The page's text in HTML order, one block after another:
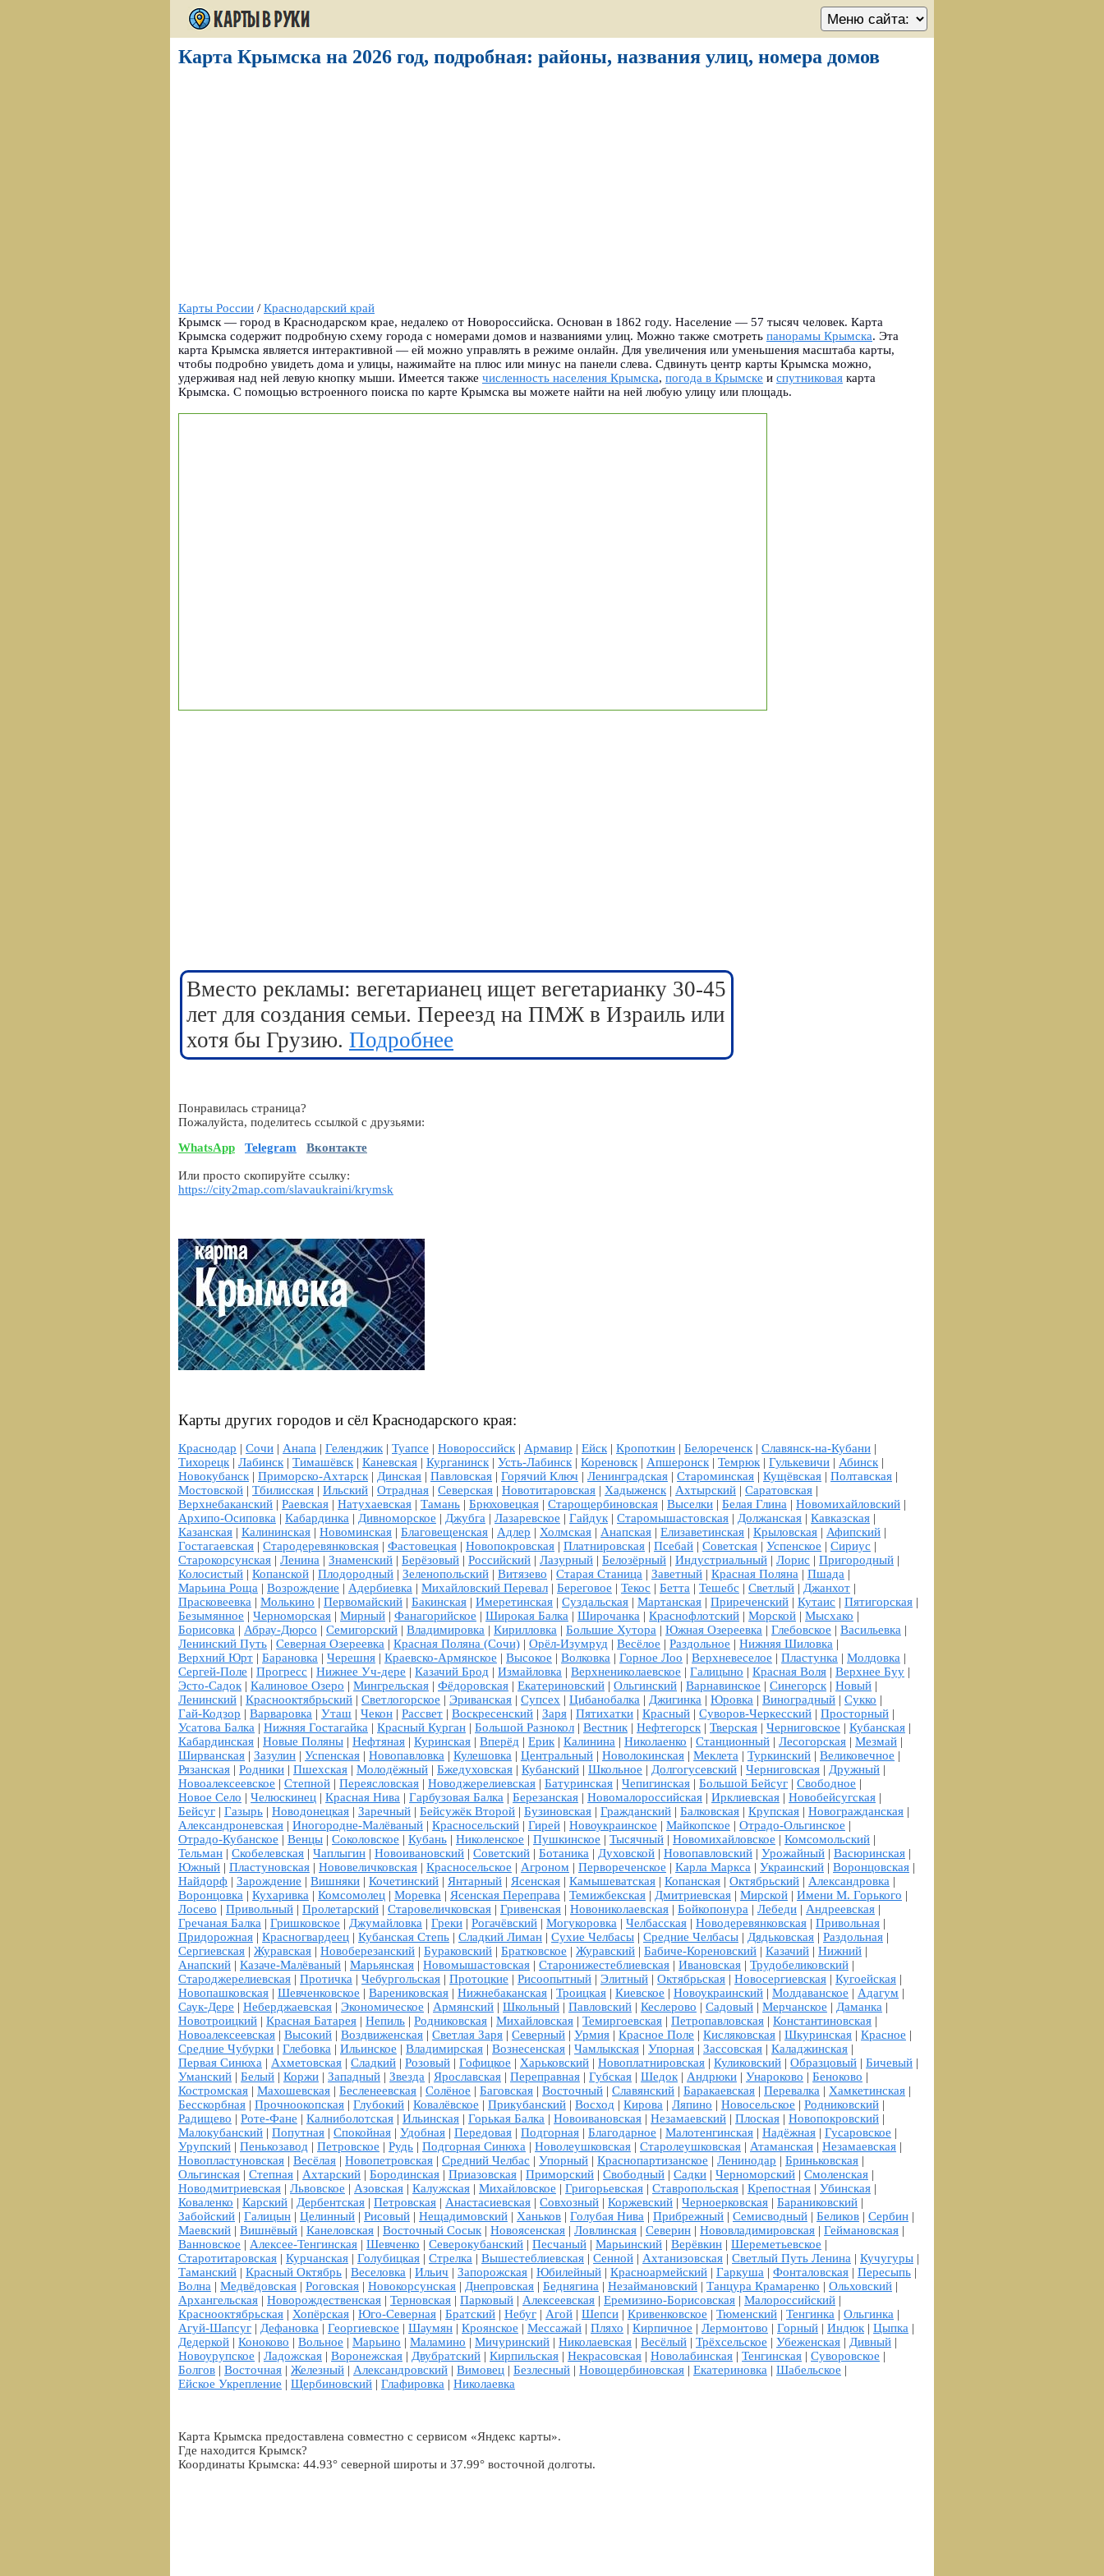
Карта Крымска на 2026 год, подробная: районы, названия улиц, номера домов
Карты России / Краснодарский край
Крымск — город в Краснодарском крае, недалеко от Новороссийска. Основан в 1862 году. Население — 57 тысяч человек. Карта
Крымска содержит подробную схему города с номерами домов и названиями улиц. Можно также смотреть панорамы Крымска. Эта
карта Крымска является интерактивной — ей можно управлять в режиме онлайн. Для увеличения или уменьшения масштаба карты,
чтобы подробно увидеть дома и улицы, нажимайте на плюс или минус на панели слева. Сдвинуть центр карты Крымска можно,
удерживая над ней левую кнопку мыши. Имеется также численность населения Крымска, погода в Крымске и спутниковая карта
Крымска. С помощью встроенного поиска по карте Крымска вы можете найти на ней любую улицу или площадь.
Вместо рекламы: вегетарианец ищет вегетарианку 30-45
лет для создания семьи. Переезд на ПМЖ в Израиль или
хотя бы Грузию. Подробнее
Понравилась страница?
Пожалуйста, поделитесь ссылкой с друзьями:
WhatsApp
Telegram Вконтакте
Или просто скопируйте ссылку:
https://city2map.com/slavaukraini/krymsk
Карты других городов и сёл Краснодарского края:
Краснодар | Сочи | Анапа | Геленджик| Туапсе | Новороссийск| Армавир | Ейск| Кропоткин | Белореченск| Славянск-на-Кубани |
Тихорецк| Лабинск| Тимашёвск| Каневская | Курганинск| Усть-Лабинск| Кореновск| Апшеронск| Темрюк| Гулькевичи | Абинск|
Новокубанск| Приморско-Ахтарск| Динская | Павловская | Горячий Ключ | Ленинградская | Староминская | Кущёвская | Полтавская |
Мостовской | Тбилисская | Ильский | Отрадная | Северская | Новотитаровская | Хадыженск| Ахтырский | Саратовская |
Верхнебаканский | Раевская | Натухаевская | Тамань | Брюховецкая | Старощербиновская | Выселки | Белая Глина | Новомихайловский |
Архипо-Осиповка | Кабардинка | Дивноморское | Джубга | Лазаревское | Гайдук| Старомышастовская | Должанская | Кавказская |
Казанская | Калининская | Новоминская | Благовещенская | Адлер | Холмская | Анапская | Елизаветинская | Крыловская | Афипский |
Гостагаевская | Стародеревянковская | Фастовецкая | Новопокровская | Платнировская | Псебай | Советская | Успенское | Сириус |
Старокорсунская | Ленина | Знаменский | Берёзовый | Российский | Лазурный | Белозёрный | Индустриальный | Лорис | Пригородный |
Колосистый | Копанской | Плодородный | Зеленопольский | Витязево | Старая Станица | Заветный | Красная Поляна | Пшада |
Марьина Роща | Возрождение | Адербиевка | Михайловский Перевал | Береговое | Текос | Бетта | Тешебс | Светлый | Джанхот |
Прасковеевка | Молькино | Первомайский | Бакинская | Имеретинская | Суздальская | Мартанская | Приреченский | Кутаис | Пятигорская |
Безымянное | Черноморская | Мирный | Фанагорийское | Широкая Балка | Широчанка | Краснофлотский | Морской | Мысхако |
Борисовка | Абрау-Дюрсо | Семигорский | Владимировка | Кирилловка | Большие Хутора | Южная Озереевка | Глебовское | Васильевка |
Ленинский Путь | Северная Озереевка | Красная Поляна (Сочи) | Орёл-Изумруд | Весёлое | Раздольное | Нижняя Шиловка |
Верхний Юрт | Барановка | Черешня | Краевско-Армянское | Высокое | Волковка | Горное Лоо | Верхневеселое | Пластунка | Молдовка |
Сергей-Поле | Прогресс | Нижнее Уч-дере | Казачий Брод | Измайловка | Верхнениколаевское | Галицыно | Красная Воля | Верхнее Буу |
Эсто-Садок| Калиновое Озеро | Мингрельская | Фёдоровская | Екатериновский | Ольгинский | Варнавинское | Синегорск| Новый |
Ленинский | Краснооктябрьский | Светлогорское | Эриванская | Супсех | Цибанобалка | Джигинка | Юровка | Виноградный | Сукко |
Гай-Кодзор | Варваровка | Уташ | Чекон | Рассвет | Воскресенский | Заря | Пятихатки | Красный | Суворов-Черкесский | Просторный |
Усатова Балка | Нижняя Гостагайка | Красный Курган | Большой Разнокол | Вестник| Нефтегорск| Тверская | Черниговское | Кубанская |
Кабардинская | Новые Поляны | Нефтяная | Куринская | Вперёд | Ерик| Калинина | Николаенко | Станционный | Лесогорская | Мезмай |
Ширванская | Зазулин | Успенская | Новопавловка | Кулешовка | Центральный | Новолокинская | Меклета | Туркинский | Великовечное |
Рязанская | Родники | Пшехская | Молодёжный | Бжедуховская | Кубанский | Школьное | Долгогусевский | Черниговская | Дружный |
Новоалексеевское | Степной | Переясловская | Новоджерелиевская | Батуринская | Чепигинская | Большой Бейсуг | Свободное |
Новое Село | Челюскинец | Красная Нива | Гарбузовая Балка | Березанская | Новомалороссийская | Ирклиевская | Новобейсугская |
Бейсуг | Газырь | Новодонецкая | Заречный | Бейсужёк Второй | Бузиновская | Гражданский | Балковская | Крупская | Новогражданская |
Александроневская | Иногородне-Малёваный | Красносельский | Гирей | Новоукраинское | Майкопское | Отрадо-Ольгинское |
Отрадо-Кубанское | Венцы | Соколовское | Кубань | Николенское | Пушкинское | Тысячный | Новомихайловское | Комсомольский |
Тельман | Скобелевская | Чаплыгин | Новоивановский | Советский | Ботаника | Духовской | Новопавловский | Урожайный | Васюринская |
Южный | Пластуновская | Нововеличковская | Красносельское | Агроном | Первореченское | Карла Маркса | Украинский | Воронцовская |
Найдорф | Зарождение | Вишняки | Кочетинский | Янтарный | Ясенская | Камышеватская | Копанская | Октябрьский | Александровка |
Воронцовка | Кухаривка | Комсомолец | Моревка | Ясенская Переправа | Темижбекская | Дмитриевская | Мирской | Имени М. Горького |
Лосево | Привольный | Пролетарский | Старовеличковская | Гривенская | Новониколаевская | Бойкопонура | Лебеди | Андреевская |
Гречаная Балка | Гришковское | Джумайловка | Греки | Рогачёвский | Могукоровка | Челбасская | Новодеревянковская | Привольная |
Придорожная | Красногвардеец | Кубанская Степь | Сладкий Лиман | Сухие Челбасы | Средние Челбасы | Дядьковская | Раздольная |
Сергиевская | Журавская | Новоберезанский | Бураковский | Братковское | Журавский | Бабиче-Кореновский | Казачий | Нижний |
Анапский | Казаче-Малёваный | Марьянская | Новомышастовская | Старонижестеблиевская | Ивановская | Трудобеликовский |
Староджерелиевская | Протичка | Чебургольская | Протоцкие | Рисоопытный | Элитный | Октябрьская | Новосергиевская | Кугоейская |
Новопашковская | Шевченковское | Варениковская | Нижнебаканская | Троицкая | Киевское | Новоукраинский | Молдаванское | Адагум |
Саук-Дере | Неберджаевская | Экономическое | Армянский | Школьный | Павловский | Кеслерово | Садовый | Мерчанское | Даманка |
Новотроицкий | Красная Батарея | Непиль | Родниковская | Михайловская | Темиргоевская | Петропавловская | Константиновская |
Новоалексеевская | Высокий | Воздвиженская | Светлая Заря | Северный | Урмия | Красное Поле | Кисляковская | Шкуринская | Красное |
Средние Чубурки | Глебовка | Ильинское | Владимирская | Вознесенская | Чамлыкская | Упорная | Зассовская | Каладжинская |
Первая Синюха | Ахметовская | Сладкий | Розовый | Гофицкое | Харьковский | Новоплатнировская | Куликовский | Образцовый | Бичевый |
Уманский | Белый | Коржи | Западный | Звезда | Ярославская | Переправная | Губская | Шедок| Андрюки | Унароково | Беноково |
Костромская | Махошевская | Бесленеевская | Солёное | Баговская | Восточный | Славянский | Баракаевская | Перевалка | Хамкетинская |
Бесскорбная | Прочноокопская | Глубокий | Ковалёвское | Прикубанский | Восход | Кирова | Ляпино | Новосельское | Родниковский |
Радищево | Роте-Фане | Калниболотская | Ильинская | Горькая Балка | Новоивановская | Незамаевский | Плоская | Новопокровский |
Малокубанский | Попутная | Спокойная | Удобная | Передовая | Подгорная | Благодарное | Малотенгинская | Надёжная | Гусаровское |
Урупский | Пенькозавод | Петровское | Рудь | Подгорная Синюха | Новолеушковская | Старолеушковская | Атаманская | Незамаевская |
Новопластуновская | Весёлая | Новопетровская | Средний Челбас | Упорный | Краснопартизанское | Ленинодар | Бриньковская |
Ольгинская | Степная | Ахтарский | Бородинская | Приазовская | Приморский | Свободный | Садки | Черноморский | Смоленская |
Новодмитриевская | Львовское | Азовская | Калужская | Михайловское | Григорьевская | Ставропольская | Крепостная | Убинская |
Коваленко | Карский | Дербентская | Петровская | Анастасиевская | Совхозный | Коржевский | Черноерковская | Бараниковский |
Забойский | Галицын | Целинный | Рисовый | Нещадимовский | Ханьков | Голубая Нива | Прибрежный | Семисводный | Беликов | Сербин |
Маевский | Вишнёвый | Канеловская | Восточный Сосык| Новоясенская | Ловлинская | Северин | Нововладимировская | Геймановская |
Ванновское | Алексее-Тенгинская | Шевченко | Северокубанский | Песчаный | Марьинский | Верёвкин | Шереметьевское |
Старотитаровская | Курчанская | Голубицкая | Стрелка | Вышестеблиевская | Сенной | Ахтанизовская | Светлый Путь Ленина | Кучугуры |
Таманский | Красный Октябрь | Веселовка | Ильич | Запорожская | Юбилейный | Красноармейский | Гаркуша | Фонталовская | Пересыпь |
Волна | Медвёдовская | Роговская | Новокорсунская | Днепровская | Беднягина | Незаймановский | Танцура Крамаренко | Ольховский |
Архангельская | Новорождественская | Терновская | Парковый | Алексеевская | Еремизино-Борисовская | Малороссийский |
Краснооктябрьская | Хопёрская | Юго-Северная | Братский | Небуг | Агой | Шепси | Кривенковское | Тюменский | Тенгинка | Ольгинка |
Агуй-Шапсуг | Дефановка | Георгиевское | Шаумян | Кроянское | Мессажай | Пляхо | Кирпичное | Лермонтово | Горный | Индюк| Цыпка |
Дедеркой | Коноково | Вольное | Марьино | Маламино | Мичуринский | Николаевская | Весёлый | Трёхсельское | Убеженская | Дивный |
Новоурупское | Ладожская | Воронежская | Двубратский | Кирпильская | Некрасовская | Новолабинская | Тенгинская | Суворовское |
Болгов | Восточная | Железный | Александровский | Вимовец | Безлесный | Новощербиновская | Екатериновка | Шабельское |
Ейское Укрепление | Щербиновский | Глафировка | Николаевка
Карта Крымска предоставлена совместно с сервисом «Яндекс карты».
Где находится Крымск?
Координаты Крымска: 44.93° северной широты и 37.99° восточной долготы.